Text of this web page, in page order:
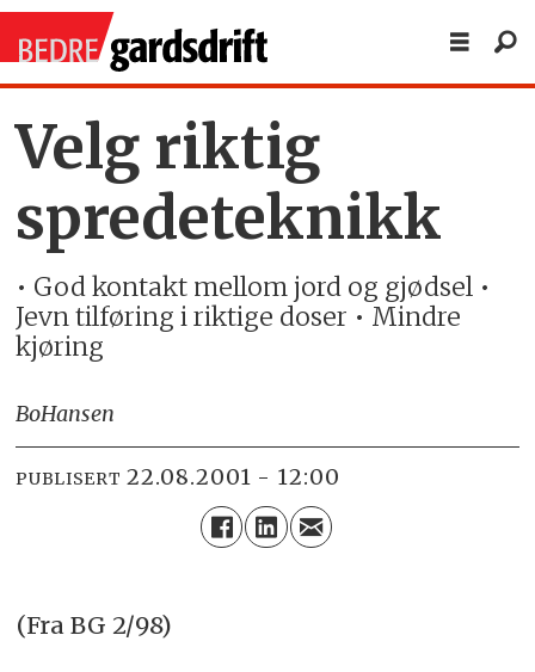
Velg riktig
spredeteknikk
• God kontakt mellom jord og gjødsel •
Jevn tilføring i riktige doser • Mindre
kjøring
BoHansen
PUBLISERT 22.08.2001 - 12:00
(Fra BG 2/98)